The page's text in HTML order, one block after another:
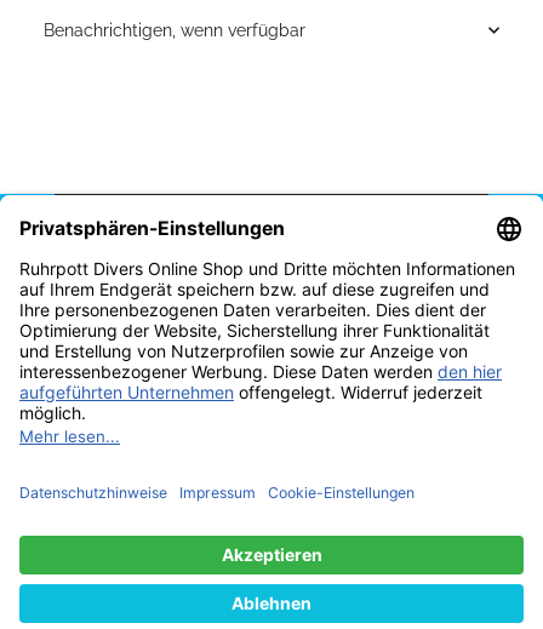
Benachrichtigen, wenn verfügbar
Vertrag widerrufen
* Alle Preise inkl. gesetzlicher USt., zzgl.Versand
© Tauchschule Ruhrpott Divers Thomas Reich 2025